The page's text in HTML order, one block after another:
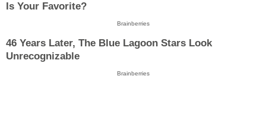
Is Your Favorite?
Brainberries
46 Years Later, The Blue Lagoon Stars Look
Unrecognizable
Brainberries